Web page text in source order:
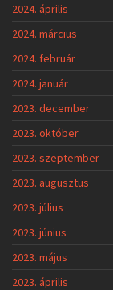
2024. április
2024. március
2024. február
2024. január
2023. december
2023. október
2023. szeptember
2023. augusztus
2023. július
2023. június
2023. május
2023. április